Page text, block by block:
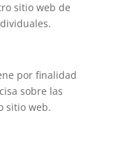
sitio web de
por finalidad
sobre las
sitio web.